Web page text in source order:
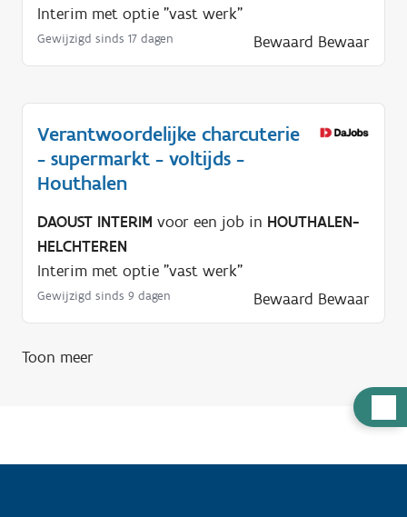
u
Interim met optie "vast werk"
Gewijzigd sinds 17 dagen Bewaard Bewaar
Verantwoordelijke charcuterie
- supermarkt - voltijds -
Houthalen
DAOUST INTERIM voor een job in HOUTHALEN-
HELCHTEREN
Interim met optie "vast werk"
Gewijzigd sinds 9 dagen Bewaard Bewaar
Toon meer